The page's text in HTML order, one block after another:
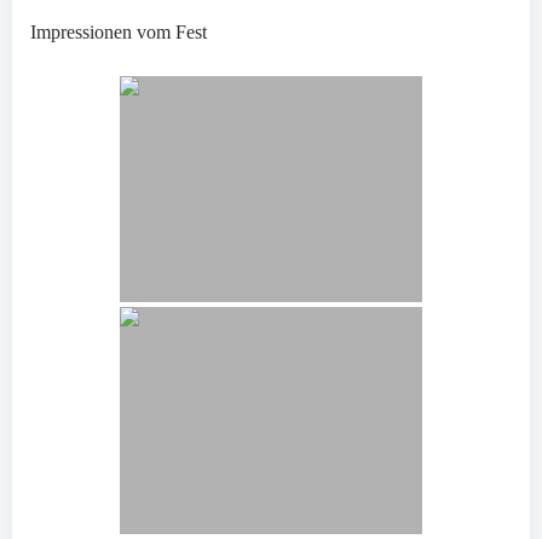
Impressionen vom Fest